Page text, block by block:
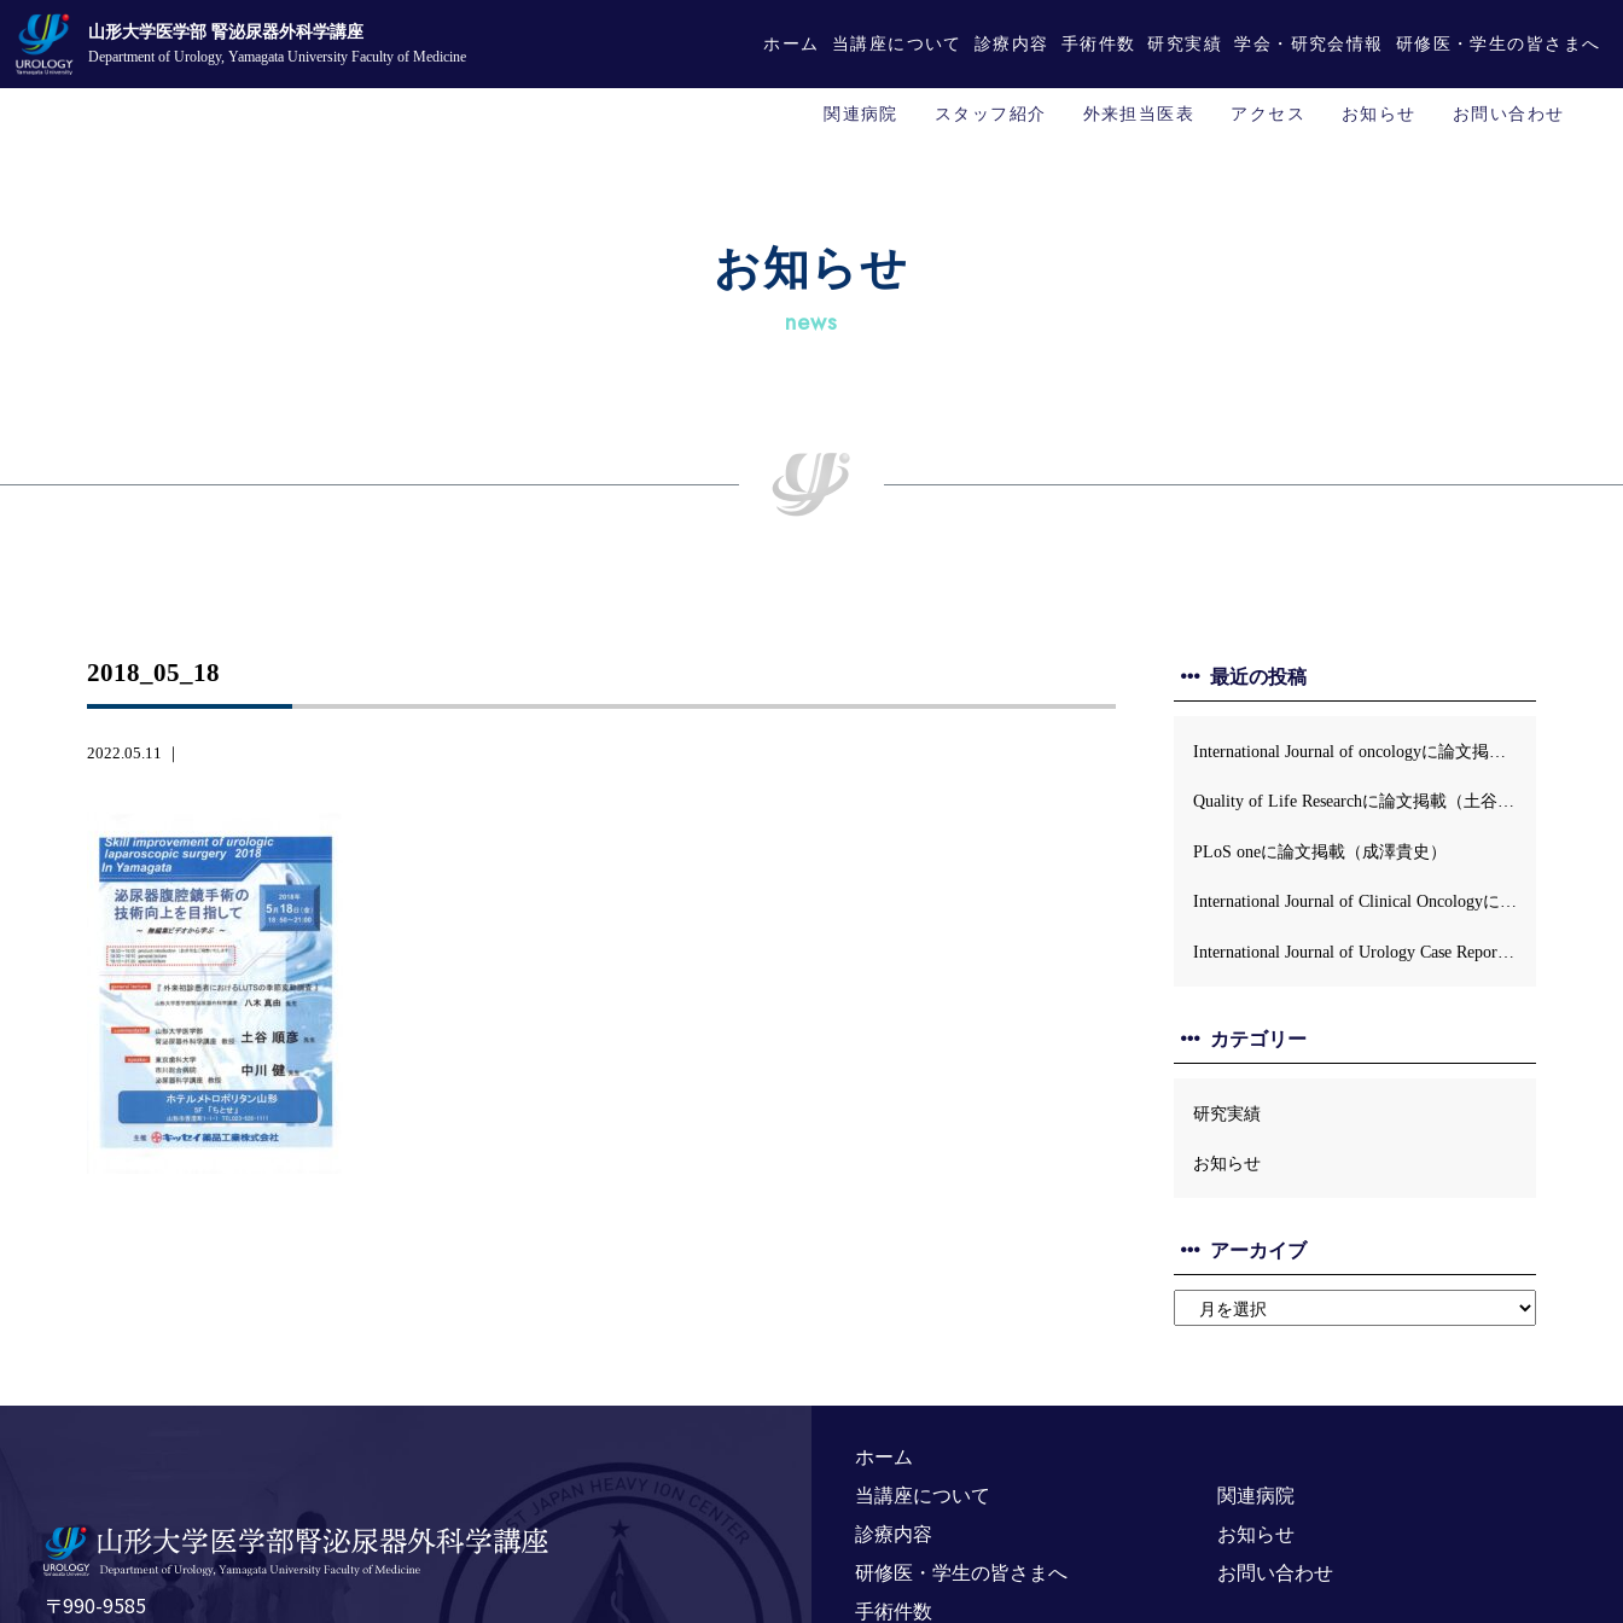
山形大学医学部 腎泌尿器外科学講座
Department of Urology,Yamagata University Faculty of Medicine
ホーム 当講座について 診療内容 手術件数 研究実績 学会・研究会情報 研修医・学生の皆さまへ
関連病院 スタッフ紹介 外来担当医表 アクセス お知らせ お問い合わせ
お知らせ
news
2018_05_18
2022.05.11 ｜
最近の投稿
PLoS oneに論文掲載（成澤貴史）
International Journal of Clinical Oncologyに論文掲載（土谷順彦）
カテゴリー
研究実績
お知らせ
アーカイブ
〒990-9585
ホーム
当講座について
診療内容
研修医・学生の皆さまへ
手術件数
関連病院
お知らせ
お問い合わせ